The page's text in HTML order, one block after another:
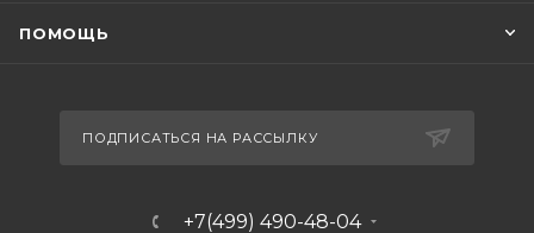
ПОМОЩЬ
ПОДПИСАТЬСЯ НА РАССЫЛКУ
+7(499) 490-48-04